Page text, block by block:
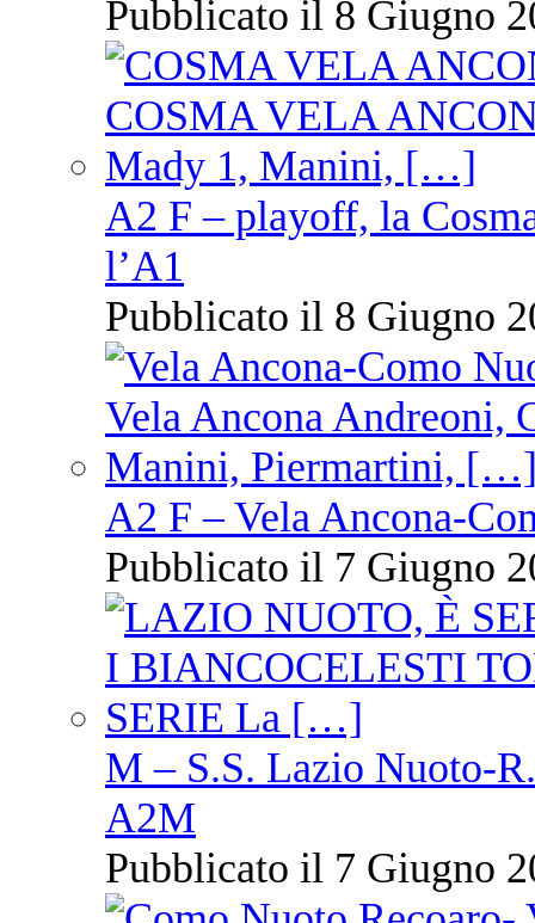
Pubblicato il 8 Giugno
A2 F – playoff, la
l’A1
Pubblicato il 8 Giugno
A2 F – Vela Ancona-
Pubblicato il 7 Giugno
M – S.S. Lazio Nuoto-
A2M
Pubblicato il 7 Giugno